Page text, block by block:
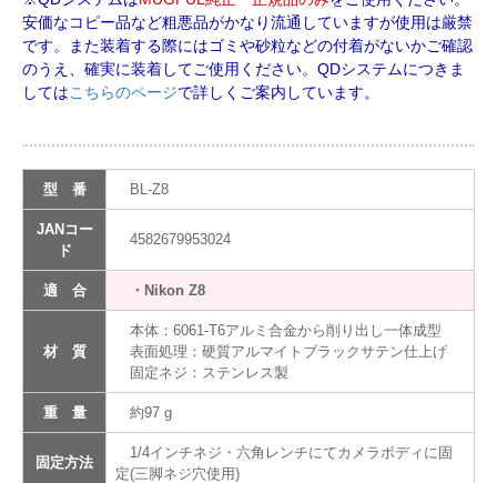
安価なコピー品など粗悪品がかなり流通していますが使用は厳禁
です。また装着する際にはゴミや砂粒などの付着がないかご確認
のうえ、確実に装着してご使用ください。QDシステムにつきま
してはこちらのページで詳しくご案内しています。
型 番 BL-Z8
JANコー
ド
4582679953024
適 合 ・Nikon Z8
材 質
本体：6061-T6アルミ合金から削り出し一体成型
表面処理：硬質アルマイトブラックサテン仕上げ
固定ネジ：ステンレス製
重 量 約97 g
固定方法
1/4インチネジ・六角レンチにてカメラボディに固
定(三脚ネジ穴使用)